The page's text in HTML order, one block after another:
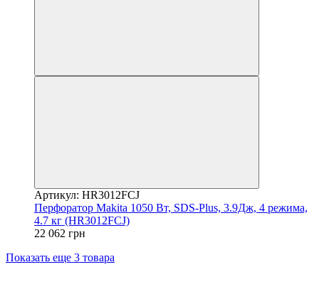
Артикул: HR3012FCJ
Перфоратор Makita 1050 Вт, SDS-Plus, 3.9Дж, 4 режима,
4.7 кг (HR3012FCJ)
22 062 грн
Показать еще 3 товара